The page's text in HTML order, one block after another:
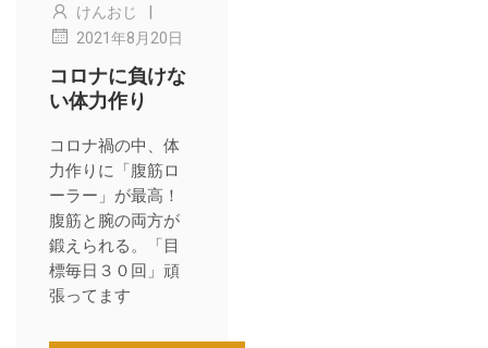
けんおじ |
2021年8月20日
コロナに負けな
い体力作り
コロナ禍の中、体
力作りに「腹筋ロ
ーラー」が最高！
腹筋と腕の両方が
鍛えられる。「目
標毎日３０回」頑
張ってます